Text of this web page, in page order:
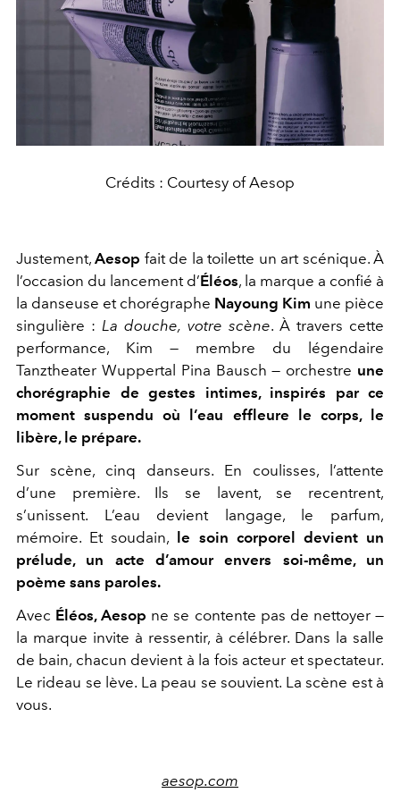
Crédits : Courtesy of Aesop
Justement,Aesop fait de la toilette un art scénique. À
l’occasion du lancement d’Éléos, la marque a confié à
la danseuse et chorégraphe Nayoung Kim une pièce
singulière :La douche, votre scène. À travers cette
performance, Kim — membre du légendaire
Tanztheater Wuppertal Pina Bausch — orchestre une
chorégraphie de gestes intimes, inspirés par ce
moment suspendu où l’eau effleure le corps, le
libère, le prépare.
Sur scène, cinq danseurs. En coulisses, l’attente
d’une première. Ils se lavent, se recentrent,
s’unissent. L’eau devient langage, le parfum,
mémoire. Et soudain,
le soin corporel devient un
prélude, un acte d’amour envers soi-même, un
poème sans paroles.
Avec Éléos, Aesop ne se contente pas de nettoyer —
la marque invite à ressentir, à célébrer. Dans la salle
de bain, chacun devient à la fois acteur et spectateur.
Le rideau se lève. La peau se souvient. La scène est à
vous.
aesop.com